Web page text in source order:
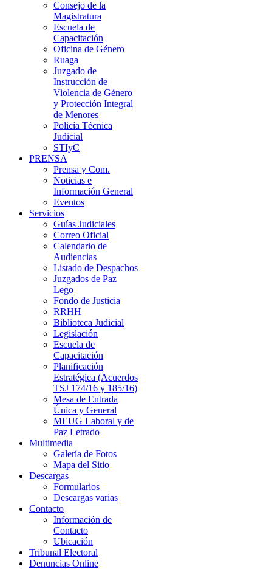
Consejo de la
Magistratura
Escuela de
Capacitación
Oficina de Género
Ruaga
Juzgado de
Instrucción de
Violencia de Género
y Protección Integral
de Menores
Policía Técnica
Judicial
STIyC
PRENSA
Prensa y Com.
Noticias e
Información General
Eventos
Servicios
Guías Judiciales
Correo Oficial
Calendario de
Audiencias
Listado de Despachos
Juzgados de Paz
Lego
Fondo de Justicia
RRHH
Biblioteca Judicial
Legislación
Escuela de
Capacitación
Planificación
Estratégica (Acuerdos
TSJ 174/16 y 185/16)
Mesa de Entrada
Única y General
MEUG Laboral y de
Paz Letrado
Multimedia
Galería de Fotos
Mapa del Sitio
Descargas
Formularios
Descargas varias
Contacto
Información de
Contacto
Ubicación
Tribunal Electoral
Denuncias Online